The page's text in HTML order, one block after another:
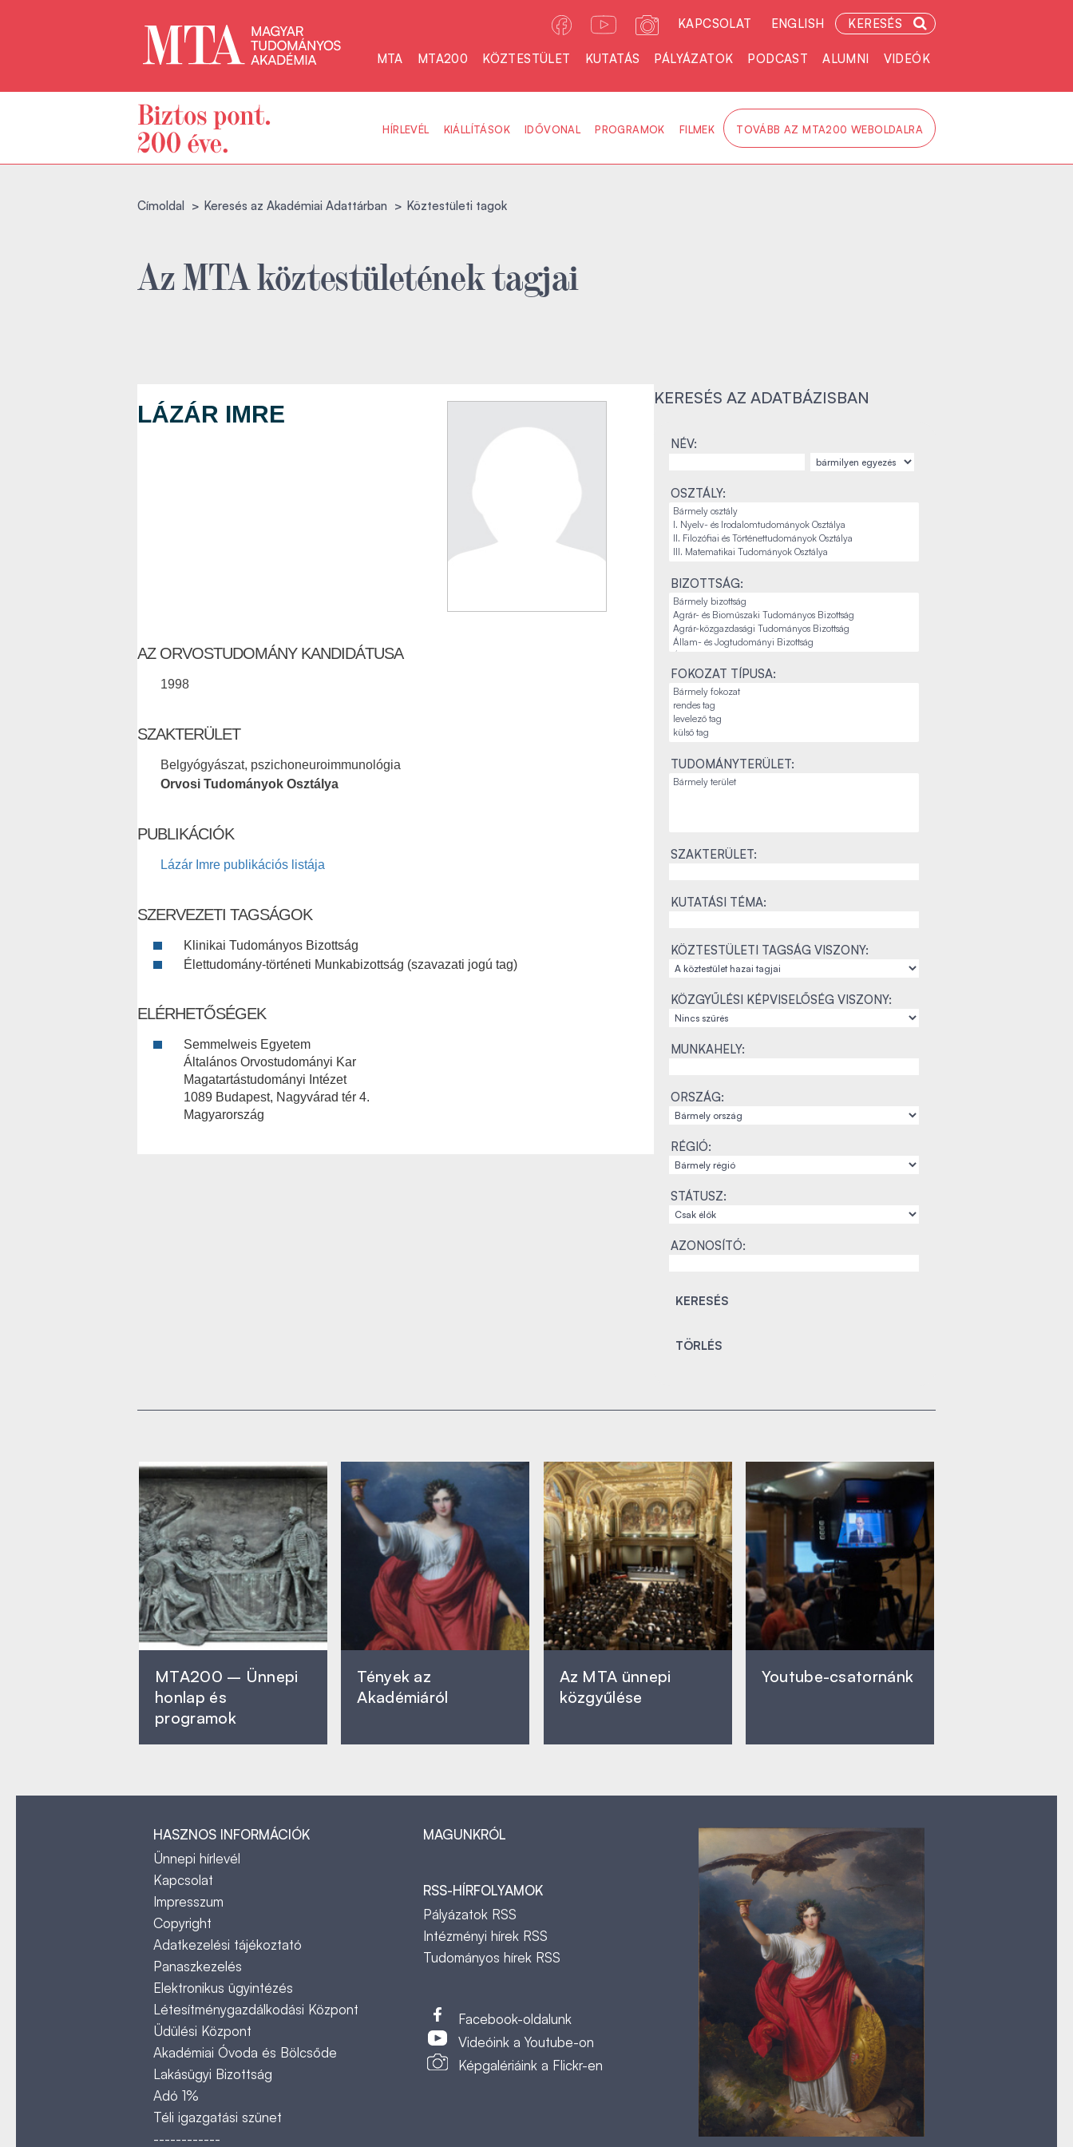
KAPCSOLAT ENGLISH KERESÉS
MTA MTA200 KÖZTESTÜLET KUTATÁS PÁLYÁZATOK PODCAST ALUMNI VIDEÓK
HÍRLEVÉL KIÁLLÍTÁSOK IDŐVONAL PROGRAMOK FILMEK TOVÁBB AZ MTA200 WEBOLDALRA
Címoldal Keresés az Akadémiai Adattárban Köztestületi tagok
Az MTA köztestületének tagjai
LÁZÁR IMRE
AZ ORVOSTUDOMÁNY KANDIDÁTUSA
1998
SZAKTERÜLET
Belgyógyászat, pszichoneuroimmunológia
Orvosi Tudományok Osztálya
PUBLIKÁCIÓK
Lázár Imre publikációs listája
SZERVEZETI TAGSÁGOK
Klinikai Tudományos Bizottság
Élettudomány-történeti Munkabizottság (szavazati jogú tag)
ELÉRHETŐSÉGEK
Semmelweis Egyetem
Általános Orvostudományi Kar
Magatartástudományi Intézet
1089 Budapest, Nagyvárad tér 4.
Magyarország
KERESÉS AZ ADATBÁZISBAN
NÉV:
OSZTÁLY:
BIZOTTSÁG:
FOKOZAT TÍPUSA:
TUDOMÁNYTERÜLET:
SZAKTERÜLET:
KUTATÁSI TÉMA:
KÖZTESTÜLETI TAGSÁG VISZONY:
KÖZGYŰLÉSI KÉPVISELŐSÉG VISZONY:
MUNKAHELY:
ORSZÁG:
RÉGIÓ:
STÁTUSZ:
AZONOSÍTÓ:
MTA200 – Ünnepi
honlap és
programok
Tények az
Akadémiáról
Az MTA ünnepi
közgyűlése
Youtube-csatornánk
HASZNOS INFORMÁCIÓK
Ünnepi hírlevél
Kapcsolat
Impresszum
Copyright
Adatkezelési tájékoztató
Panaszkezelés
Elektronikus ügyintézés
Létesítménygazdálkodási Központ
Üdülési Központ
Akadémiai Óvoda és Bölcsőde
Lakásügyi Bizottság
Adó 1%
Téli igazgatási szünet
------------
MAGUNKRÓL
RSS-HÍRFOLYAMOK
Pályázatok RSS
Intézményi hírek RSS
Tudományos hírek RSS
Facebook-oldalunk
Videóink a Youtube-on
Képgalériáink a Flickr-en